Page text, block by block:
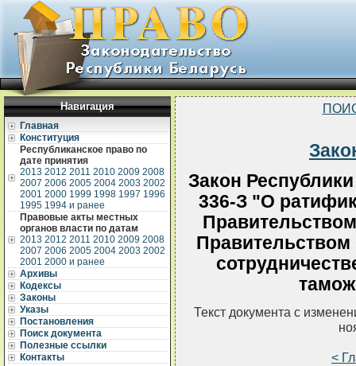
Навигация
Главная
Конституция
Республиканское право по
дате принятия
2013 2012 2011 2010 2009 2008
2007 2006 2005 2004 2003 2002
2001 2000 1999 1998 1997 1996
1995 1994 и ранее
Правовые акты местных
органов власти по датам
2013 2012 2011 2010 2009 2008
2007 2006 2005 2004 2003 2002
2001 2000 и ранее
Архивы
Кодексы
Законы
Указы
Постановления
Поиск документа
Полезные ссылки
Контакты
Закон
336-З "О
Текст документа с
<